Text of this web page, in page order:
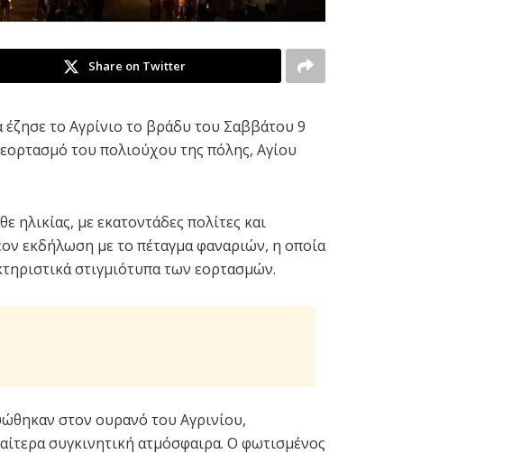
Share on Twitter
έζησε το Αγρίνιο το βράδυ του Σαββάτου 9
του πολιούχου της πόλης, Αγίου
με εκατοντάδες πολίτες και
εκδήλωση με το πέταγμα φαναριών, η οποία
στιγμιότυπα των εορτασμών.
στον ουρανό του Αγρινίου,
συγκινητική ατμόσφαιρα. Ο φωτισμένος